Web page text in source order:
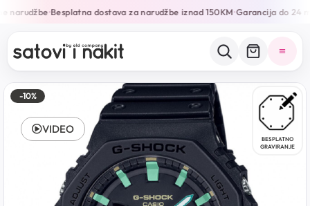
narudžbe•Besplatna dostava za narudžbe iznad 150KM•Garancija do 24
-10%
BESPLATNO
GRAVIRANJE
VIDEO